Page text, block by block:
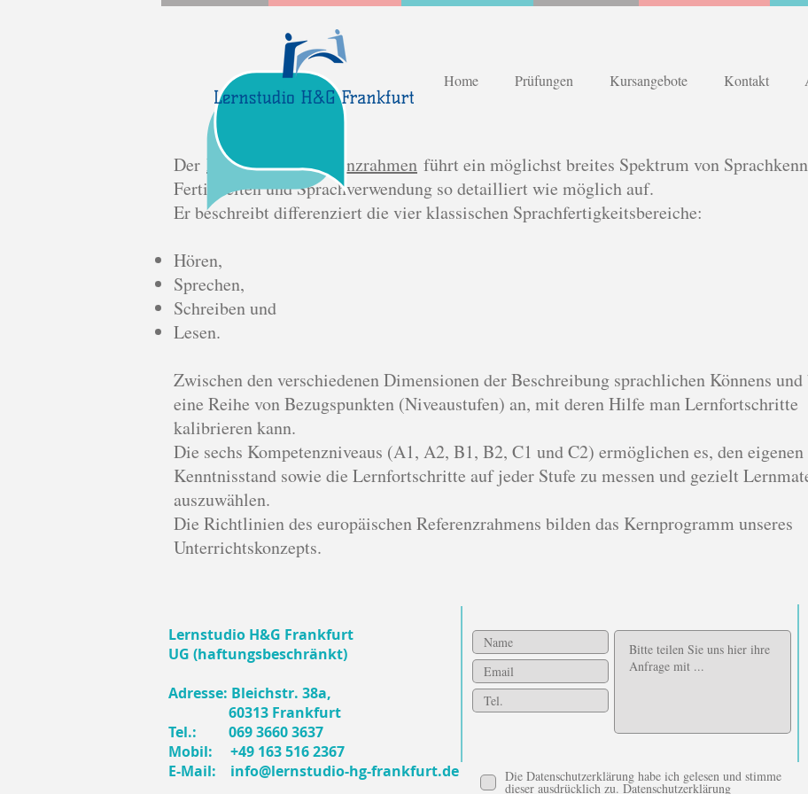
Home Prüfungen Kursangebote Kontakt
Der Europäische Referenzrahmen führt ein möglichst breites Spektrum von
Fertigkeiten und Sprachverwendung so detailliert wie möglich auf.
Er beschreibt differenziert die vier klassischen Sprachfertigkeitsbereiche:
Hören,
Sprechen,
Schreiben und
Lesen.
Zwischen den verschiedenen Dimensionen der Beschreibung sprachlichen Könnens
eine Reihe von Bezugspunkten (Niveaustufen) an, mit deren Hilfe man Lernfortschritte
kalibrieren kann.
Die sechs Kompetenzniveaus (A1, A2, B1, B2, C1 und C2) ermöglichen es, den eigenen
Kenntnisstand sowie die Lernfortschritte auf jeder Stufe zu messen und gezielt
auszuwählen.
Die Richtlinien des europäischen Referenzrahmens bilden das Kernprogramm unseres
Unterrichtskonzepts.
Lernstudio H&G Frankfurt
UG (haftungsbeschränkt)
Adresse: Bleichstr. 38a,
60313 Frankfurt
Tel.: 069 3660 3637
Mobil: +49 163 516 2367
E-Mail:
info@lernstudio-hg-frankfurt.de Die Datenschutzerklärung habe ich gelesen und stimme
dieser ausdrücklich zu. Datenschutzerklärung